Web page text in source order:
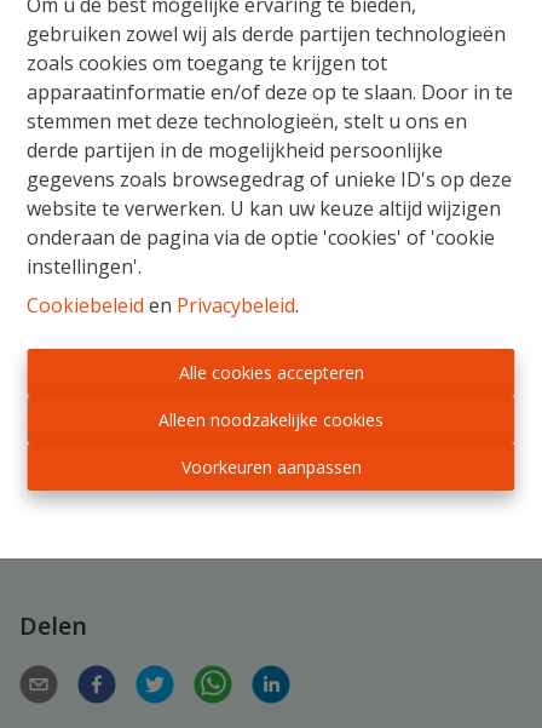
gebruiken zowel wij als derde partijen technologieën
zoals cookies om toegang te krijgen tot
apparaatinformatie en/of deze op te slaan. Door in te
stemmen met deze technologieën, stelt u ons en
derde partijen in de mogelijkheid persoonlijke
gegevens zoals browsegedrag of unieke ID's op deze
website te verwerken. U kan uw keuze altijd wijzigen
onderaan de pagina via de optie 'cookies' of 'cookie
instellingen'.
Cookiebeleid en Privacybeleid.
Alle cookies accepteren
Alleen noodzakelijke cookies
Voorkeuren aanpassen
Prachtig gelegen bouwgrond (HOB) gelegen in de
Singelbeekstraat langs nummer 154 met een perceel
oppervlakte van 8 A 02 ca, rustig gelegen op 5 min van
Hasselt centrum.
Met een straatbreedte van ongeveer 10 m te midden
van een residentiële, groene omgeving kunt u hier het
huis van uw dromen omzetten in werkelijkheid.
Bestemming: eengezinswoning.
Oriëntatie: Zuid- Oost
Breedte perceel: ± 10m
Afstand perceelsgrens: 3m
Bouwvoorschriften en opmeting plan van de
landmeter: zie documenten bijlage.
Voor meer info: 0477/29.14.41 of
bart.vandeborne@immotrading.be
Delen